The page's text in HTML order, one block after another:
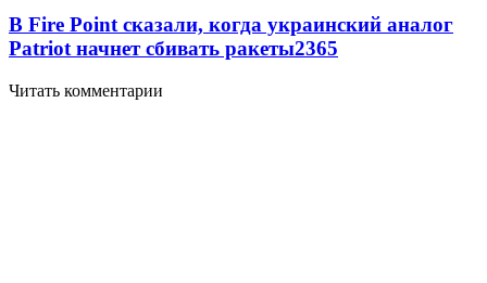
В Fire Point сказали, когда украинский аналог
Patriot начнет сбивать ракеты2365
Читать комментарии